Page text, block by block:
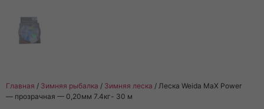
Главная / Зимняя рыбалка / Зимняя леска / Леска Weida MaX Power
— прозрачная — 0,20мм 7.4кг- 30 м